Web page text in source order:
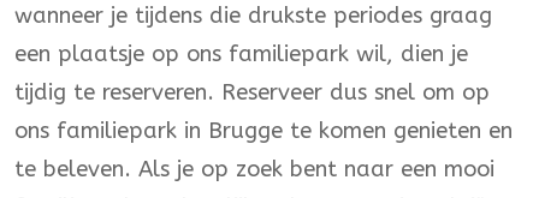
wanneer je tijdens die drukste periodes graag
een plaatsje op ons familiepark wil, dien je
tijdig te reserveren. Reserveer dus snel om op
ons familiepark in Brugge te komen genieten en
te beleven. Als je op zoek bent naar een mooi